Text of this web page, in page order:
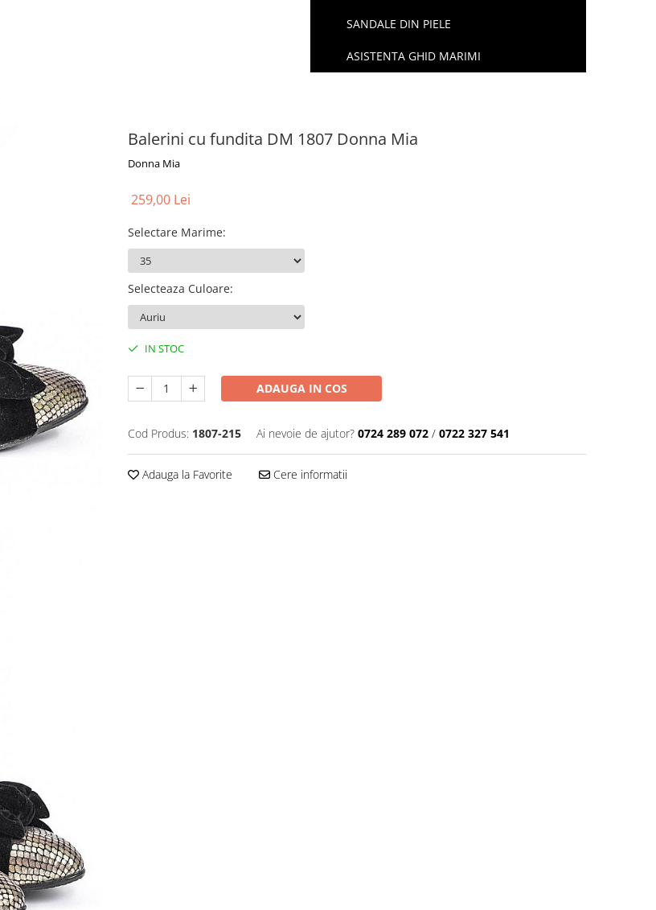
SANDALE DIN PIELE
ASISTENTA GHID MARIMI
Balerini cu fundita DM 1807 Donna Mia
Donna Mia
259,00 Lei
Selectare Marime:
Selecteaza Culoare:
IN STOC
ADAUGA IN COS
Cod Produs: 1807-215 Ai nevoie de ajutor? 0724 289 072 / 0722 327 541
Adauga la Favorite Cere informatii